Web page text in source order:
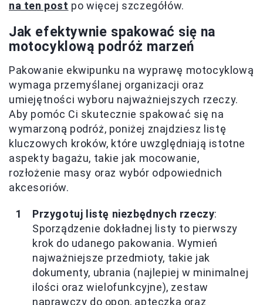
na ten post po więcej szczegółów.
Jak efektywnie spakować się na
motocyklową podróż marzeń
Pakowanie ekwipunku na wyprawę motocyklową
wymaga przemyślanej organizacji oraz
umiejętności wyboru najważniejszych rzeczy.
Aby pomóc Ci skutecznie spakować się na
wymarzoną podróż, poniżej znajdziesz listę
kluczowych kroków, które uwzględniają istotne
aspekty bagażu, takie jak mocowanie,
rozłożenie masy oraz wybór odpowiednich
akcesoriów.
Przygotuj listę niezbędnych rzeczy:
Sporządzenie dokładnej listy to pierwszy
krok do udanego pakowania. Wymień
najważniejsze przedmioty, takie jak
dokumenty, ubrania (najlepiej w minimalnej
ilości oraz wielofunkcyjne), zestaw
naprawczy do opon, apteczka oraz